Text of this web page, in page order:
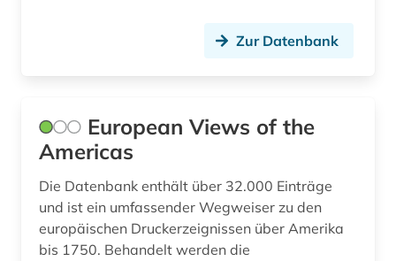
Zur Datenbank
European Views of the
Americas
Die Datenbank enthält über 32.000 Einträge
und ist ein umfassender Wegweiser zu den
europäischen Druckerzeignissen über Amerika
bis 1750. Behandelt werden die